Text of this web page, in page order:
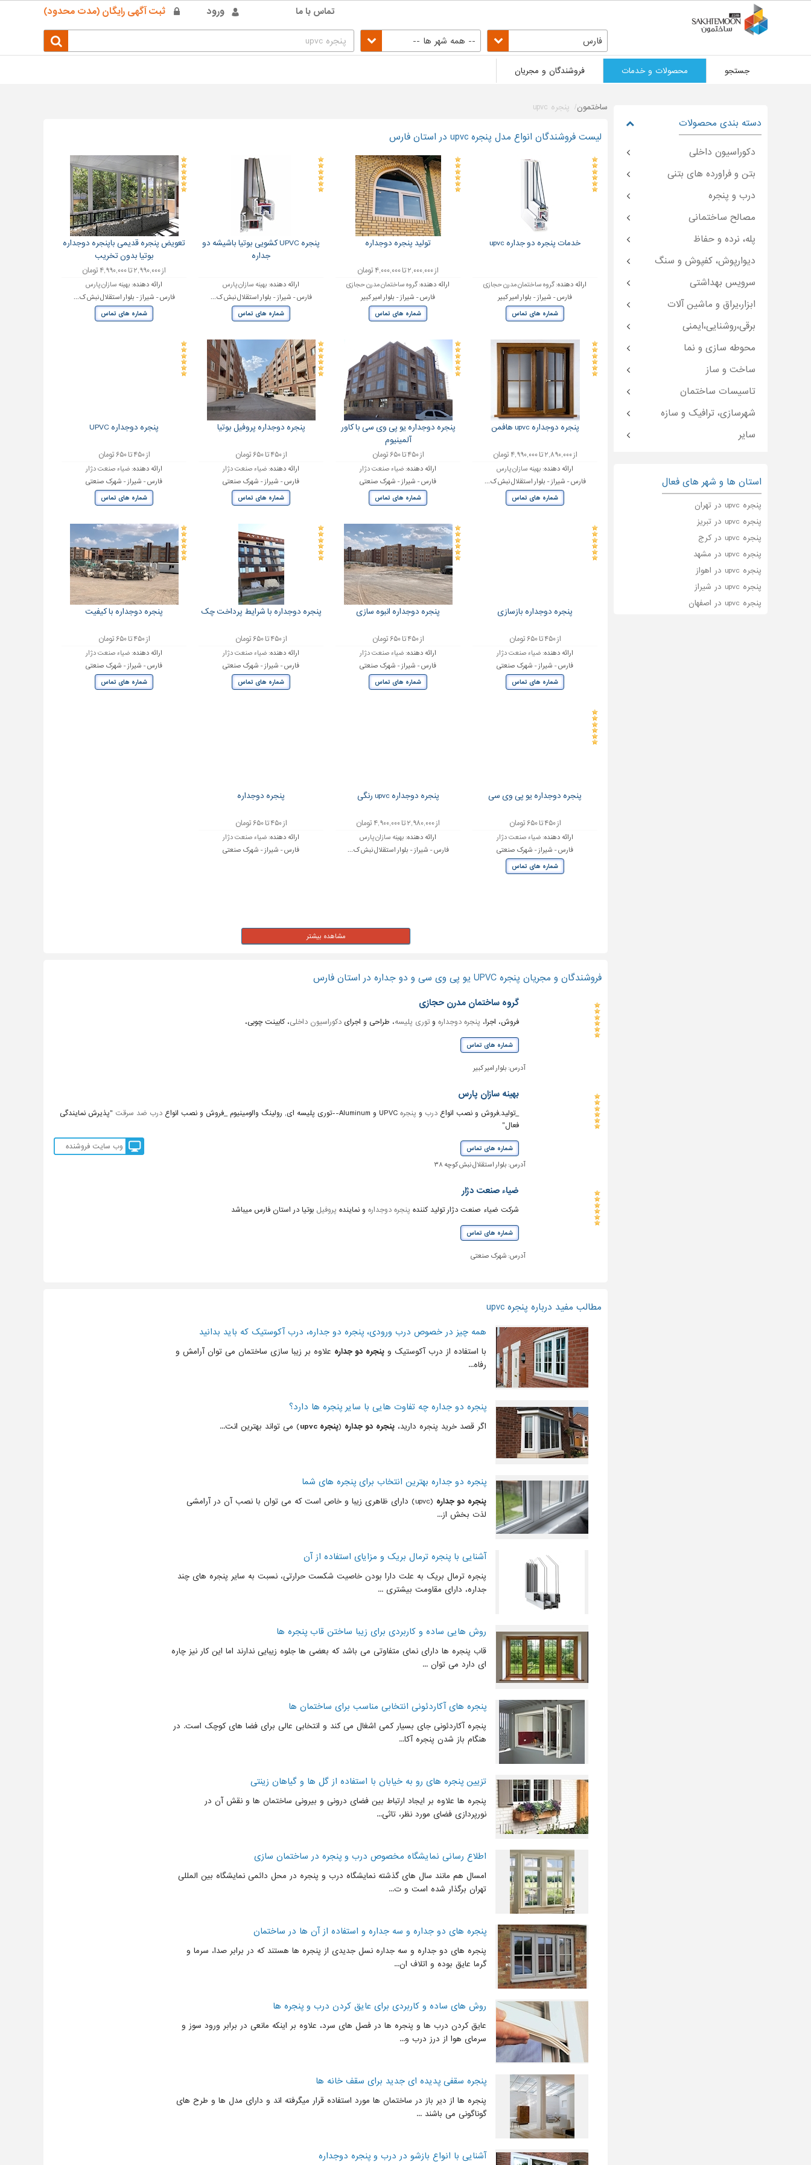
ورود ثبت آگهی رایگان (مدت محدود) تماس با ما
فارس -- همه شهر ها --
جستجو محصولات و خدمات فروشندگان و مجریان
ساختمون پنجره upvc
لیست فروشندگان انواع مدل پنجره upvc در استان فارس
خدمات پنجره دو جداره upvc
ارائه دهنده:گروه ساختمان مدرن حجازی
فارس - شیراز - بلوار امیر کبیر
شماره های تماس
تولید پنجره دوجداره
از ۲,۰۰۰,۰۰۰ تا ۴,۰۰۰,۰۰۰ تومان
ارائه دهنده:گروه ساختمان مدرن حجازی
فارس - شیراز - بلوار امیر کبیر
شماره های تماس
پنجره UPVC کشویی بوتیا باشیشه دو
جداره
ارائه دهنده: بهینه سازان پارس
فارس - شیراز - بلوار استقلال نبش ک...
شماره های تماس
تعویض پنجره قدیمی باپنجره دوجداره
بوتیا بدون تخریب
از ۲,۹۹۰,۰۰۰ تا ۴,۹۹۰,۰۰۰ تومان
ارائه دهنده: بهینه سازان پارس
فارس - شیراز - بلوار استقلال نبش ک...
شماره های تماس
پنجره دوجداره upvc هافمن
از ۲,۸۹۰,۰۰۰ تا ۴,۹۹۰,۰۰۰ تومان
ارائه دهنده: بهینه سازان پارس
فارس - شیراز - بلوار استقلال نبش ک...
شماره های تماس
پنجره دوجداره یو پی وی سی با کاور
آلمینیوم
از ۴۵۰ تا ۶۵۰ تومان
ارائه دهنده: ضیاء صنعت دژار
فارس - شیراز - شهرک صنعتی
شماره های تماس
پنجره دوجداره پروفیل بوتیا
از ۴۵۰ تا ۶۵۰ تومان
ارائه دهنده: ضیاء صنعت دژار
فارس - شیراز - شهرک صنعتی
شماره های تماس
پنجره دوجداره UPVC
از ۴۵۰ تا ۶۵۰ تومان
ارائه دهنده: ضیاء صنعت دژار
فارس - شیراز - شهرک صنعتی
شماره های تماس
پنجره دوجداره بازسازی
از ۴۵۰ تا ۶۵۰ تومان
ارائه دهنده: ضیاء صنعت دژار
فارس - شیراز - شهرک صنعتی
شماره های تماس
پنجره دوجداره انبوه سازی
از ۴۵۰ تا ۶۵۰ تومان
ارائه دهنده: ضیاء صنعت دژار
فارس - شیراز - شهرک صنعتی
شماره های تماس
پنجره دوجداره با شرایط پرداخت چک
از ۴۵۰ تا ۶۵۰ تومان
ارائه دهنده: ضیاء صنعت دژار
فارس - شیراز - شهرک صنعتی
شماره های تماس
پنجره دوجداره با کیفیت
از ۴۵۰ تا ۶۵۰ تومان
ارائه دهنده: ضیاء صنعت دژار
فارس - شیراز - شهرک صنعتی
شماره های تماس
پنجره دوجداره یو پی وی سی
از ۴۵۰ تا ۶۵۰ تومان
ارائه دهنده: ضیاء صنعت دژار
فارس - شیراز - شهرک صنعتی
شماره های تماس
پنجره دوجداره upvc رنگی
از ۲,۹۸۰,۰۰۰ تا ۴,۹۰۰,۰۰۰ تومان
ارائه دهنده: بهینه سازان پارس
فارس - شیراز - بلوار استقلال نبش ک...
پنجره دوجداره
از ۴۵۰ تا ۶۵۰ تومان
ارائه دهنده: ضیاء صنعت دژار
فارس - شیراز - شهرک صنعتی
فروشندگان و مجریان پنجره UPVC یو پی وی سی و دو جداره در استان فارس
گروه ساختمان مدرن حجازی
فروش، اجرا، پنجره دوجداره وتوری پلیسه، طراحی و اجرای دکوراسیون داخلی، کابینت چوبی،
شماره های تماس
آدرس: بلوار امیر کبیر
بهینه سازان پارس
_تولید,فروش و نصب انواع درب و پنجره درب ضد سرقت "پذیرش نمایندگی
فعال"
شماره های تماس وب سایت فروشنده
آدرس: بلوار استقلال نبش کوچه ۳۸
ضیاء صنعت دژار
شرکت ضیاء صنعت دژار تولید کننده پنجره دوجداره و نماینده پروفیل بوتیا در استان فارس میباشد
شماره های تماس
آدرس: شهرک صنعتی
مطالب مفید درباره پنجره upvc
همه چیز در خصوص درب ورودی، پنجره دو جداره، درب آکوستیک که باید بدانید
با استفاده از درب آکوستیک و پنجره دو جداره علاوه بر زیبا سازی ساختمان می توان آرامش و
رفاه...
پنجره دو جداره چه تفاوت هایی با سایر پنجره ها دارد؟
اگر قصد خرید پنجره دارید، پنجره دو جداره (پنجره upvc ) می تواند بهترین انت...
پنجره دو جداره بهترین انتخاب برای پنجره های شما
پنجره دو جداره
(upvc) دارای ظاهری زیبا و خاص است که می توان با نصب آن در آرامشی
لذت بخش از...
آشنایی با پنجره ترمال بریک و مزایای استفاده از آن
پنجره ترمال بریک به علت دارا بودن خاصیت شکست حرارتی، نسبت به سایر پنجره های چند
جداره، دارای مقاومت بیشتری ...
روش هایی ساده و کاربردی برای زیبا ساختن قاب پنجره ها
قاب پنجره ها دارای نمای متفاوتی می باشد که بعضی ها جلوه زیبایی ندارند اما این کار نیز چاره
ای دارد می توان ...
پنجره های آکاردئونی انتخابی مناسب برای ساختمان ها
پنجره آکاردئونی جای بسیار کمی اشغال می کند و انتخابی عالی برای فضا های کوچک است. در
هنگام باز شدن پنجره آکا...
تزیین پنجره های رو به خیابان با استفاده از گل ها و گیاهان زینتی
پنجره ها علاوه بر ایجاد ارتباط بین فضای درونی و بیرونی ساختمان ها و نقش آن در
نورپردازی فضای مورد نظر، تاثی...
اطلاع رسانی نمایشگاه مخصوص درب و پنجره در ساختمان سازی
امسال هم مانند سال های گذشته نمایشگاه درب و پنجره در محل دائمی نمایشگاه بین المللی
تهران برگذار شده است و ت...
پنجره های دو جداره و سه جداره و استفاده از آن ها در ساختمان
پنجره های دو جداره و سه جداره نسل جدیدی از پنجره ها هستند که در برابر صدا، سرما و
گرما عایق بوده و اتلاف ان...
روش های ساده و کاربردی برای عایق کردن درب و پنجره ها
عایق کردن درب ها و پنجره ها در فصل های سرد، علاوه بر اینکه مانعی در برابر ورود سوز و
سرمای هوا از درز درب و...
پنجره سقفی پدیده ای جدید برای سقف خانه ها
پنجره ها از دیر باز در ساختمان ها مورد استفاده قرار میگرفته اند و دارای مدل ها و طرح های
گوناگونی می باشند ...
آشنایی با انواع بازشو در درب و پنجره دوجداره
دسته بندی محصولات
دکوراسیون داخلی
بتن و فراورده های بتنی
درب و پنجره
مصالح ساختمانی
پله، نرده و حفاظ
دیوارپوش، کفپوش و سنگ
سرویس بهداشتی
ابزار،یراق و ماشین آلات
برقی،روشنایی،ایمنی
محوطه سازی و نما
ساخت و ساز
تاسیسات ساختمان
شهرسازی، ترافیک و سازه
سایر
استان ها و شهر های فعال
پنجره upvc در تهران
پنجره upvc در تبریز
پنجره upvc در کرج
پنجره upvc در مشهد
پنجره upvc در اهواز
پنجره upvc در شیراز
پنجره upvc در اصفهان